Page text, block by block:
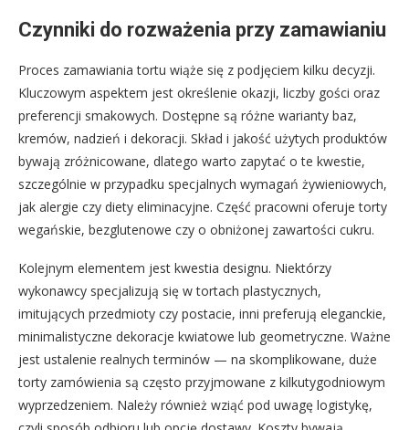
Czynniki do rozważenia przy zamawianiu
Proces zamawiania tortu wiąże się z podjęciem kilku decyzji.
Kluczowym aspektem jest określenie okazji, liczby gości oraz
preferencji smakowych. Dostępne są różne warianty baz,
kremów, nadzień i dekoracji. Skład i jakość użytych produktów
bywają zróżnicowane, dlatego warto zapytać o te kwestie,
szczególnie w przypadku specjalnych wymagań żywieniowych,
jak alergie czy diety eliminacyjne. Część pracowni oferuje torty
wegańskie, bezglutenowe czy o obniżonej zawartości cukru.
Kolejnym elementem jest kwestia designu. Niektórzy
wykonawcy specjalizują się w tortach plastycznych,
imitujących przedmioty czy postacie, inni preferują eleganckie,
minimalistyczne dekoracje kwiatowe lub geometryczne. Ważne
jest ustalenie realnych terminów — na skomplikowane, duże
torty zamówienia są często przyjmowane z kilkutygodniowym
wyprzedzeniem. Należy również wziąć pod uwagę logistykę,